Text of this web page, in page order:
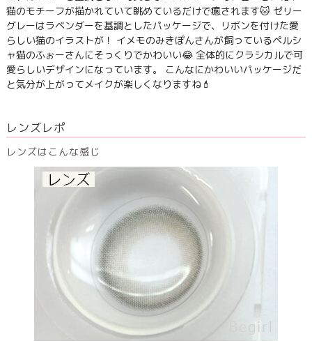
猫のモチーフが描かれていて眺めているだけで癒されます🐱 ゼリー
グレーはラベンダーを基調としたパッケージで、リボンを付けた愛
らしい猫のイラストが！ イメモのみきぽんさんが飼っているペルシ
ャ猫のふぉーさんにそっくりでかわいい😂 全体的にクラシカルで可
愛らしいデザインになっています。 こんなにかわいいパッケージだ
と気分が上がってメイクが楽しくなりますね💄
レンズレポ
レンズはこんな感じ